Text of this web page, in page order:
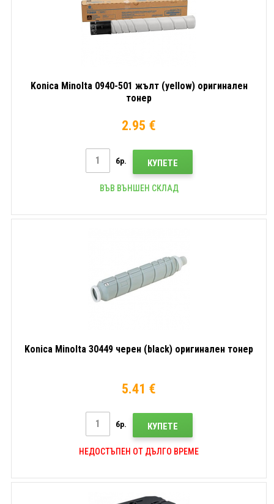
Konica Minolta 0940-501 жълт (yellow) оригинален
тонер
2.95 €
бр. КУПЕТЕ
ВЪВ ВЪНШЕН СКЛАД
Konica Minolta 30449 черен (black) оригинален тонер
5.41 €
бр. КУПЕТЕ
НЕДОСТЪПЕН ОТ ДЪЛГО ВРЕМЕ